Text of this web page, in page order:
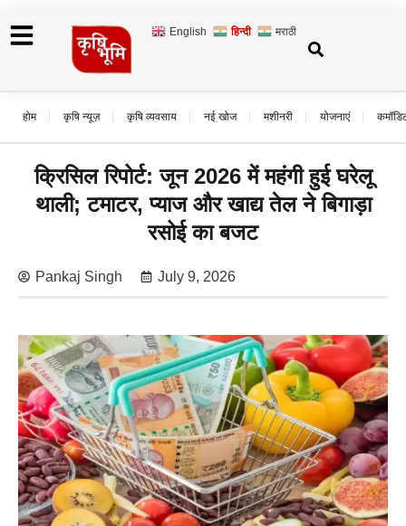
English हिन्दी मराठी
होम कृषि न्यूज़ कृषि व्यवसाय नई खोज मशीनरी योजनाएं
क्रिसिल रिपोर्ट: जून 2026 में महंगी हुई घरेलू
थाली; टमाटर, प्याज और खाद्य तेल ने बिगाड़ा
रसोई का बजट
Pankaj Singh July 9, 2026